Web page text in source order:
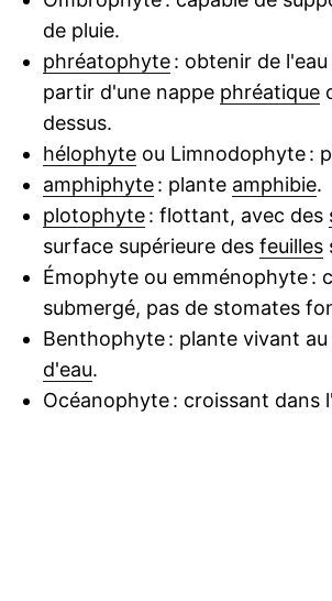
de pluie.
phréatophyte: obtenir de
partir d'une nappe phréatique
dessus.
hélophyteou Limnodophyte :
amphiphyte: plante amphibie.
plotophyte: flottant, avec des
surface supérieure des feuilles
Émophyte ou emménophyte :
submergé, pas de stomates
Benthophyte : plante vivant
d'eau.
Océanophyte : croissant dans l'